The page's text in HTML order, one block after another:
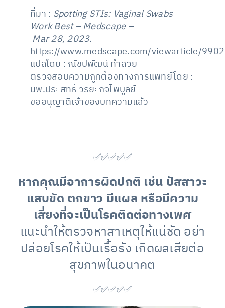
ที่มา : Spotting STIs: Vaginal Swabs
Work Best – Medscape –
Mar 28, 2023.
https://www.medscape.com/viewarticle/
แปลโดย : ณัชปพัฒน์ ทำสวย
ตรวจสอบความถูกต้องทางการแพทย์โดย :
นพ.ประสิทธิ์ วิริยะกิจไพบูลย์
ขออนุญาติเจ้าของบทความแล้ว
✅✅✅✅✅
หากคุณมีอาการผิดปกติ เช่น ปัสสาวะ
แสบขัด ตกขาว มีแผล หรือมีความ
เสี่ยงที่จะเป็นโรคติดต่อทางเพศ
แนะนำให้ตรวจหาสาเหตุให้แน่ชัด อย่า
ปล่อยโรคให้เป็นเรื้อรัง เกิดผลเสียต่อ
สุขภาพในอนาคต
✅✅✅✅✅